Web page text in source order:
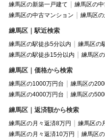
練馬区の新築一戸建て
練馬区の
練馬区の中古マンション
練馬区
練馬区｜駅近検索
練馬区の駅徒歩5分以内
練馬区の
練馬区の駅徒歩15分以内
練馬区
練馬区｜価格から検索
練馬区の1000万円台 練馬区の
練馬区の4000万円台
練馬区の
練馬区｜返済額から検索
練馬区の月々返済8万円
練馬区の
練馬区の月々返済10万円
練馬区